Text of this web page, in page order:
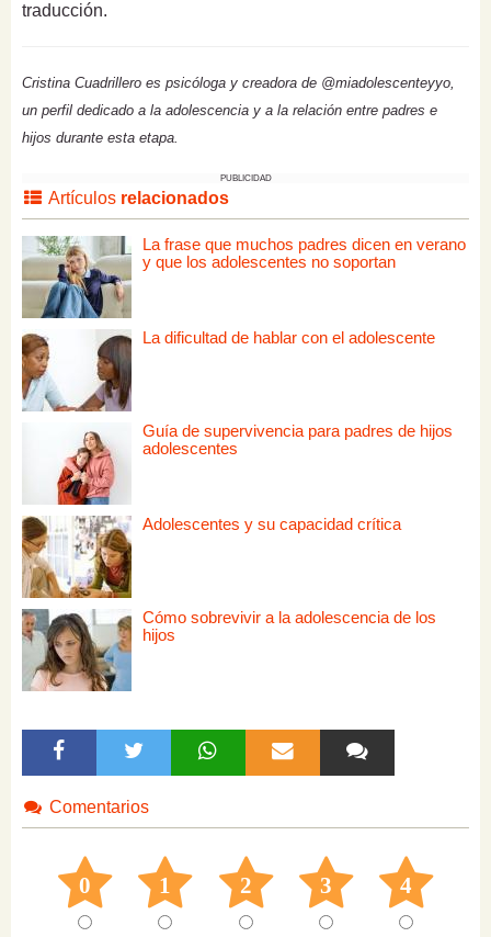
traducción.
Cristina Cuadrillero es psicóloga y creadora de @miadolescenteyyo,
un perfil dedicado a la adolescencia y a la relación entre padres e
hijos durante esta etapa.
PUBLICIDAD
Artículos relacionados
La frase que muchos padres dicen en verano
y que los adolescentes no soportan
La dificultad de hablar con el adolescente
Guía de supervivencia para padres de hijos
adolescentes
Adolescentes y su capacidad crítica
Cómo sobrevivir a la adolescencia de los
hijos
Comentarios
0 1 2 3 4